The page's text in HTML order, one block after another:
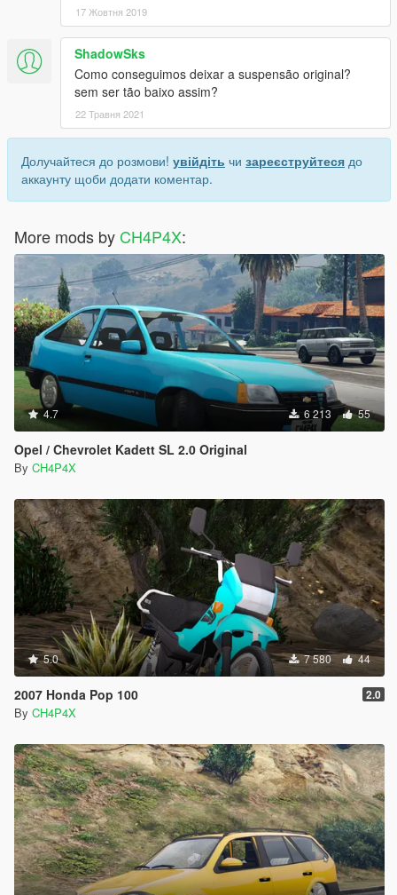
17 Жовтня 2019
ShadowSks
Como conseguimos deixar a suspensão original?
sem ser tão baixo assim?
22 Травня 2021
Долучайтеся до розмови! увійдіть чи зареєструйтеся до
аккаунту щоби додати коментар.
More mods by CH4P4X:
4.7 6 213 55
Opel / Chevrolet Kadett SL 2.0 Original
By CH4P4X
5.0 7 580 44
2007 Honda Pop 100 2.0
By CH4P4X